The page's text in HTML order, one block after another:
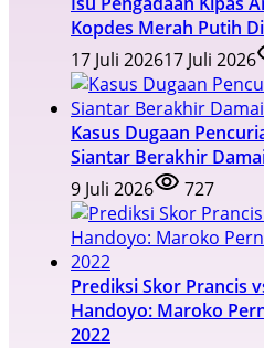
Kopdes Merah Putih
17 Juli 202617 Juli 2026
Kasus Dugaan
Siantar Berakhir
9 Juli 2026
727
Prediksi Skor Prancis
Handoyo: Maroko
2022